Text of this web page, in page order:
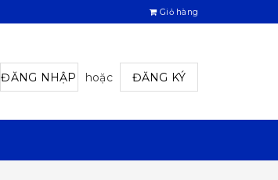
Giỏ hàng
ĐĂNG NHẬP hoặc ĐĂNG KÝ